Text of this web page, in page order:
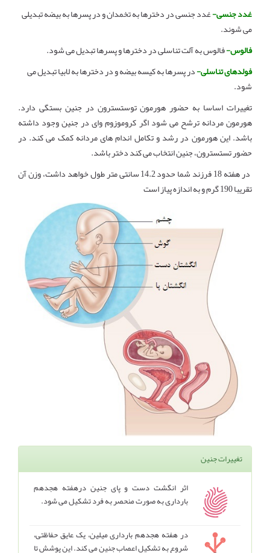
غدد جنسی-غدد جنسی در دخترها به تخمدان و در پسرها به بیضه تبدیلی
می شوند.
فالوس-فالوس به آلت تناسلی در دخترها و پسرها تبدیل می شود.
فولدهای تناسلی-در پسرها به کیسه بیضه و در دخترها به لابیا تبدیل می
شود.
تغییرات اساسا به حضور هورمون توستسترون در جنین بستگی دارد.
هورمون مردانه ترشح می شود اگر کروموزوم وای در جنین وجود داشته
باشد. این هورمون در رشد و تکامل اندام های مردانه کمک می کند. در
حضور تستسترون، جنین انتخاب می کند دختر باشد.
در هفته 18 فرزند شما حدود 14.2 سانتی متر طول خواهد داشت، وزن آن
تقریبا 190 گرم و به اندازه پیاز است
تغییرات جنین
اثر انگشت دست و پای جنین درهفته هجدهم
بارداری به صورت منحصر به فرد تشکیل می شود.
در هفته هجدهم بارداری میلین، یک عایق حفاظتی،
شروع به تشکیل اعصاب جنین می کند. این پوشش تا